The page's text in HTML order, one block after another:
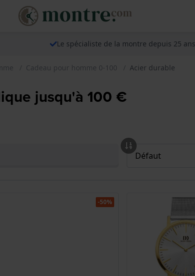
Le spécialiste de la montre depuis 25 ans
Cadeau pour homme 0-100 Acier durable
jusqu'à 100 €
-50%